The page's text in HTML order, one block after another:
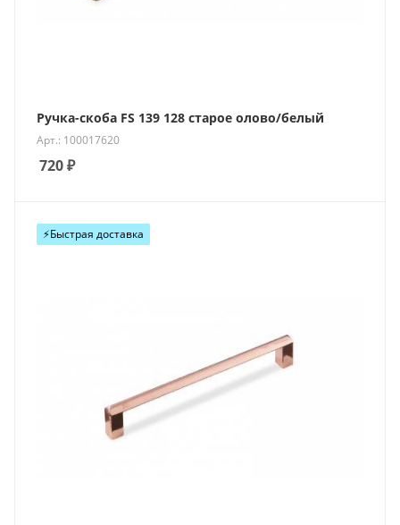
Ручка-скоба FS 139 128 старое олово/белый
Арт.: 100017620
720₽
⚡️Быстрая доставка